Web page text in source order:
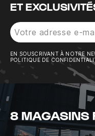
ET
EN SOUSCRIVANT À NOTRE
POLITIQUE DE
8 MAGASINS